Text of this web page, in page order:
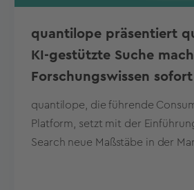
quantilope präsentiert
KI-gestützte Suche
Forschungswissen
quantilope, die führende
Platform, setzt mit der
Search neue Maßstäbe in der